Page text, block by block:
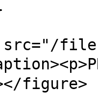
files/
figure>